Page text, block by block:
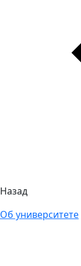
Назад
Об университете